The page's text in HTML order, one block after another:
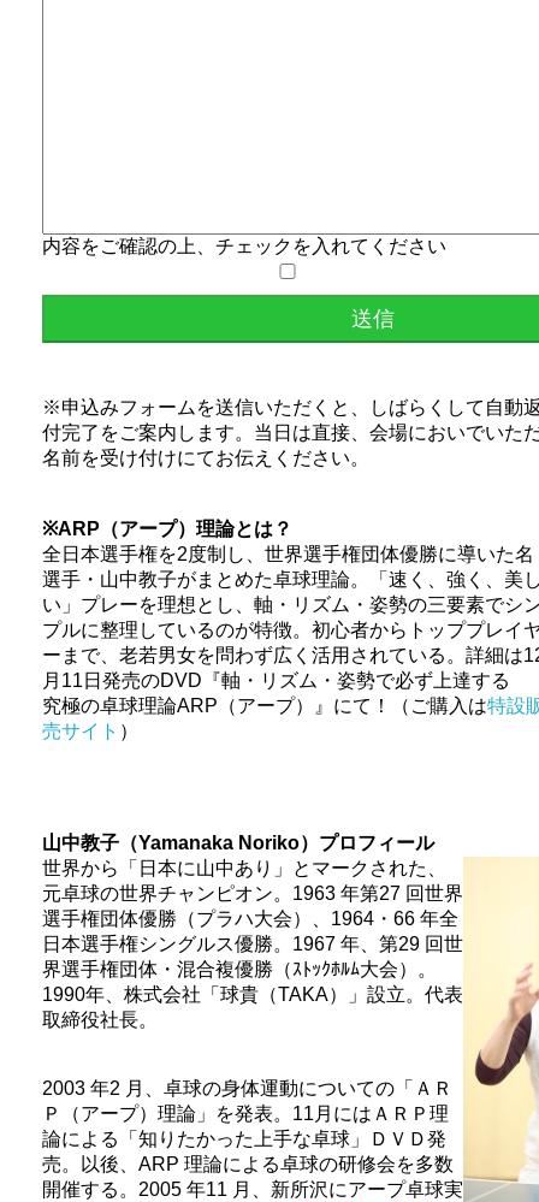
内容をご確認の上、チェックを入れてください
※申込みフォームを送信いただくと、しばらくして自動
付完了をご案内します。当日は直接、会場においでいた
名前を受け付けにてお伝えください。
※ARP（アープ）理論とは？
全日本選手権を2度制し、世界選手権団体優勝に導いた名
選手・山中教子がまとめた卓球理論。「速く、強く、美
い」プレーを理想とし、軸・リズム・姿勢の三要素でシ
プルに整理しているのが特徴。初心者からトッププレイ
ーまで、老若男女を問わず広く活用されている。詳細は
月11日発売のDVD『軸・リズム・姿勢で必ず上達する
究極の卓球理論ARP（アープ）』にて！（ご購入は特設
売サイト ）
山中教子（Yamanaka Noriko）プロフィール
世界から「日本に山中あり」とマークされた、
元卓球の世界チャンピオン。1963 年第27 回世界
選手権団体優勝（プラハ大会）、1964・66 年全
日本選手権シングルス優勝。1967 年、第29 回世
界選手権団体・混合複優勝（ｽﾄｯｸﾎﾙﾑ大会）。
1990年、株式会社「球貴（TAKA）」設立。代表
取締役社長。
2003 年2 月、卓球の身体運動についての「ＡＲ
Ｐ（アープ）理論」を発表。11月にはＡＲＰ理
論による「知りたかった上手な卓球」ＤＶＤ発
売。以後、ARP 理論による卓球の研修会を多数
開催する。2005 年11 月、新所沢にアープ卓球実